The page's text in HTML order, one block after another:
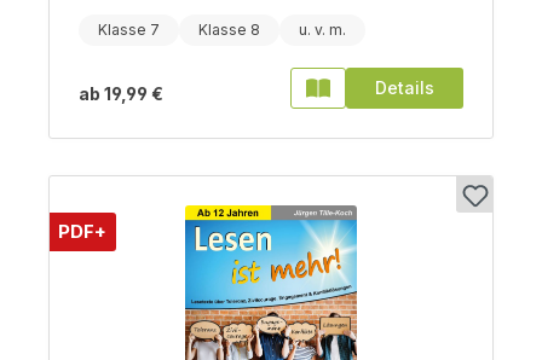
Klasse 7 Klasse 8
ab 19,99 € Details
PDF+